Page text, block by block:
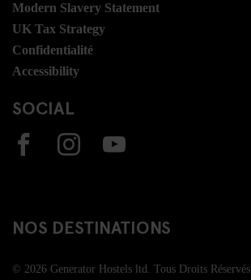
Modern Slavery Statement
UK Tax Strategy
Confidentialité
Accessibility
SOCIAL
NOS DESTINATIONS
© 2026 Generator Hostels ltd. Tous Droits Réservés